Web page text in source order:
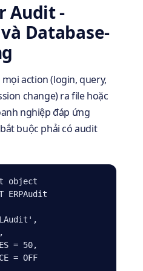
Audit -
Database-
action (login, query,
change) ra file hoặc
nghiệp đáp ứng
buộc phải có audit
object
ERPAudit
= 50,
= OFF